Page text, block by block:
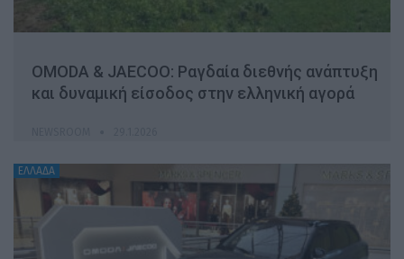
OMODA & JAECOO: Ραγδαία διεθνής ανάπτυξη
και δυναμική είσοδος στην ελληνική αγορά
ΕΛΛΑΔΑ